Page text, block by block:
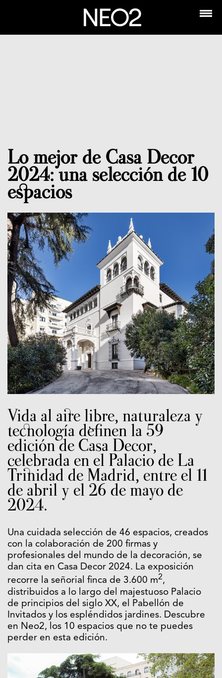
Lo mejor de Casa Decor
2024: una selección de 10
espacios
Vida al aire libre, naturaleza y
tecnología definen la 59
edición de Casa Decor,
celebrada en el Palacio de La
Trinidad de Madrid, entre el 11
de abril y el 26 de mayo de
2024.
Una cuidada selección de 46 espacios, creados
con la colaboración de 200 firmas y
profesionales del mundo de la decoración, se
dan cita en Casa Decor 2024. La exposición
recorre la señorial finca de 3.600 m2,
distribuidos a lo largo del majestuoso Palacio
de principios del siglo XX, el Pabellón de
Invitados y los espléndidos jardines. Descubre
en Neo2, los 10 espacios que no te puedes
perder en esta edición.